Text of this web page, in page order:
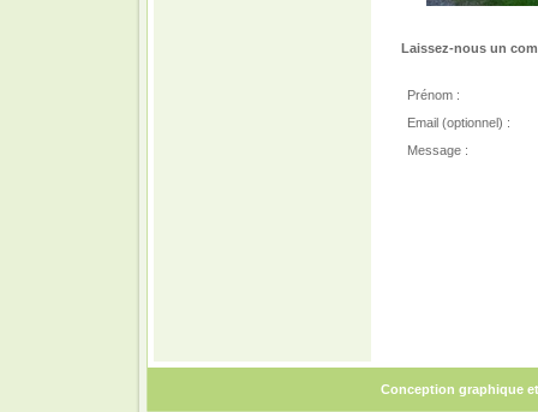
Laissez-nous un
Prénom :
Email (optionnel) :
Message :
Conception graphique